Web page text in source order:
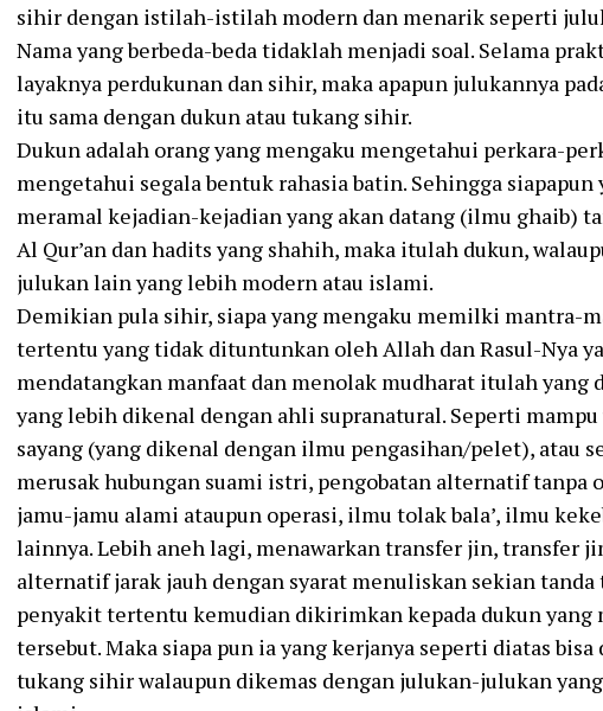
sihir dengan istilah-istilah modern dan menarik seperti
Nama yang berbeda-beda tidaklah menjadi soal. Selama
layaknya perdukunan dan sihir, maka apapun julukannya
itu sama dengan dukun atau tukang sihir.
Dukun adalah orang yang mengaku mengetahui perkara-
mengetahui segala bentuk rahasia batin. Sehingga
meramal kejadian-kejadian yang akan datang (ilmu ghaib)
Al Qur’an dan hadits yang shahih, maka itulah dukun,
julukan lain yang lebih modern atau islami.
Demikian pula sihir, siapa yang mengaku memilki mantra-
tertentu yang tidak dituntunkan oleh Allah dan Rasul-Nya
mendatangkan manfaat dan menolak mudharat itulah yang
yang lebih dikenal dengan ahli supranatural. Seperti
sayang (yang dikenal dengan ilmu pengasihan/pelet), atau
merusak hubungan suami istri, pengobatan alternatif tanpa
jamu-jamu alami ataupun operasi, ilmu tolak bala’, ilmu
lainnya. Lebih aneh lagi, menawarkan transfer jin, transfer
alternatif jarak jauh dengan syarat menuliskan sekian
penyakit tertentu kemudian dikirimkan kepada dukun yang
tersebut. Maka siapa pun ia yang kerjanya seperti diatas
tukang sihir walaupun dikemas dengan julukan-julukan